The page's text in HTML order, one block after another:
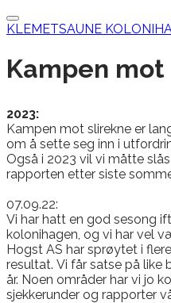
KLEMETSAUNE
Kampen
2023:
Kampen mot slirekne er
om å sette seg inn i
Også i 2023 vil vi måtte
rapporten etter siste
​07.09.22:
Vi har hatt en god sesong
kolonihagen, og vi har vel
Hogst AS har sprøytet i
resultat. Vi får satse på like
år. Noen områder har vi jo
sjekkerunder og rapporter